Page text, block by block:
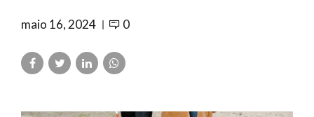
maio 16, 2024 0